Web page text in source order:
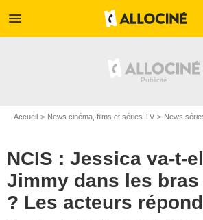
menu
Accueil News cinéma, films et séries TV News
NCIS : Jessica va-t-
Jimmy dans les bras
? Les acteurs